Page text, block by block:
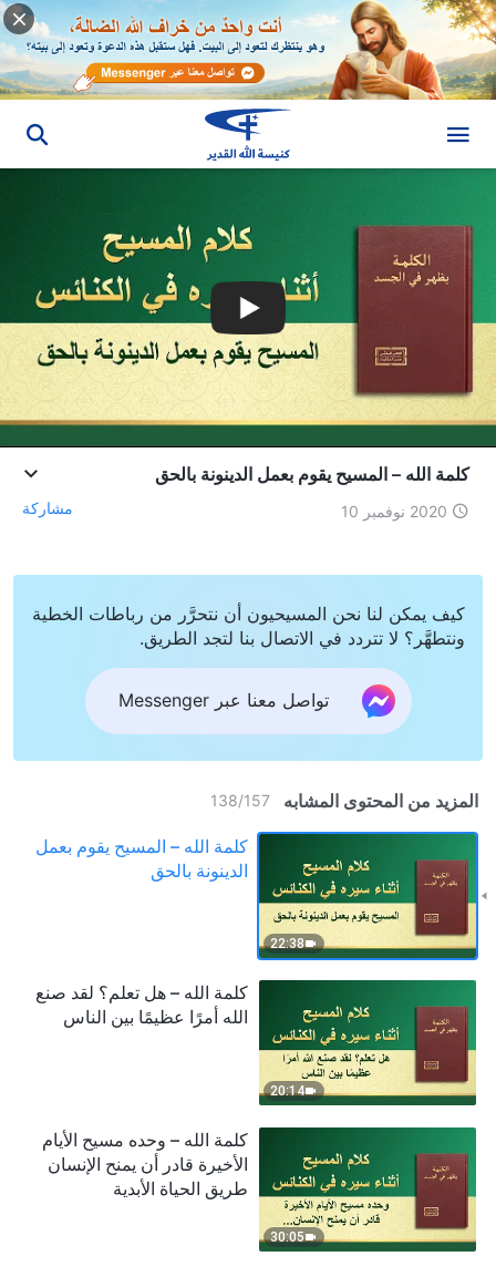
كلمة الله – المسيح يقوم بعمل الدينونة بالحق
2020 نوفمبر 10 مشاركة
كيف يمكن لنا نحن المسيحيون أن نتحرَّر من رباطات الخطية
ونتطهَّر؟ لا تتردد في الاتصال بنا لتجد الطريق.
تواصل معنا عبر Messenger
المزيد من المحتوى المشابه 138/157
22:38
كلمة الله – المسيح يقوم بعمل
الدينونة بالحق
20:14
كلمة الله – هل تعلم؟ لقد صنع
الله أمرًا عظيمًا بين الناس
30:05
كلمة الله – وحده مسيح الأيام
الأخيرة قادر أن يمنح الإنسان
طريق الحياة الأبدية